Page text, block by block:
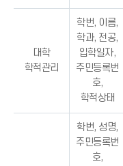
대학
학적관리
학번, 이름,
학과, 전공,
입학일자,
주민등록번
호,
학적상태
학번, 성명,
주민등록번
호,